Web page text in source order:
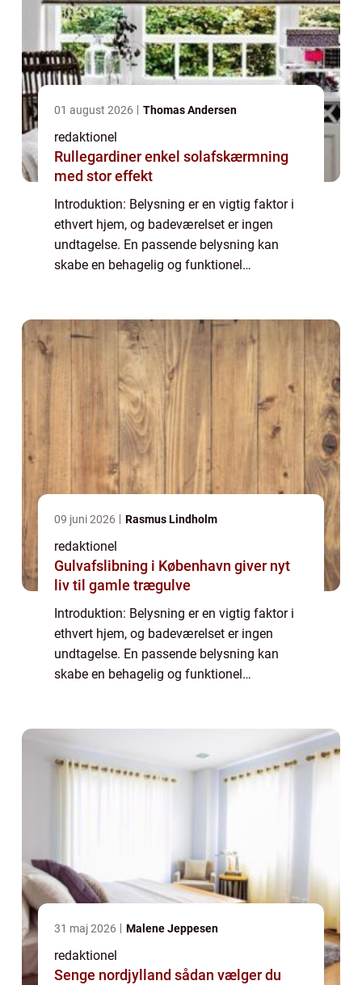
01 august 2026 Thomas Andersen
redaktionel
Rullegardiner enkel solafskærmning
med stor effekt
Introduktion: Belysning er en vigtig faktor i
ethvert hjem, og badeværelset er ingen
undtagelse. En passende belysning kan
skabe en behagelig og funktionel
badeværelse...
09 juni 2026 Rasmus Lindholm
redaktionel
Gulvafslibning i København giver nyt
liv til gamle trægulve
Introduktion: Belysning er en vigtig faktor i
ethvert hjem, og badeværelset er ingen
undtagelse. En passende belysning kan
skabe en behagelig og funktionel
31 maj 2026 Malene Jeppesen
redaktionel
Senge nordjylland sådan vælger du